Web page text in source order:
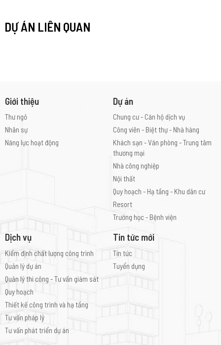
Kiến Trúc
QLDA /
Tình Trạng
Hoàn Thành
DỰ ÁN LIÊN QUAN
Giới thiệu
Thư ngỏ
Nhân sự
Năng lực hoạt động
Dự án
Chung cư - Căn hộ dịch vụ
Công viên - Biệt thự - Nhà hàng
Khách sạn - Văn phòng - Trung tâm
thương mại
Nhà công nghiệp
Nội thất
Quy hoạch - Hạ tầng - Khu dân cư
Resort
Trường học - Bệnh viện
Dịch vụ
Kiểm định chất lượng công trình
Quản lý dự án
Quản lý thi công - Tư vấn giám sát
Quy hoạch
Thiết kế công trình và hạ tầng
Tư vấn pháp lý
Tư vấn phát triển dự án
Tin tức mới
Tin tức
Tuyển dụng